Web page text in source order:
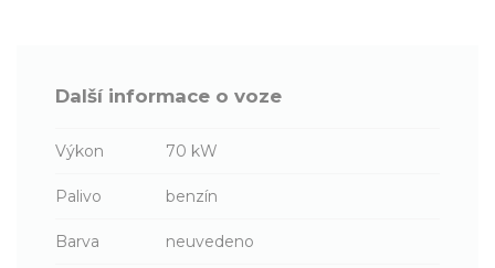
Další informace o voze
Výkon 70 kW
Palivo benzín
Barva neuvedeno